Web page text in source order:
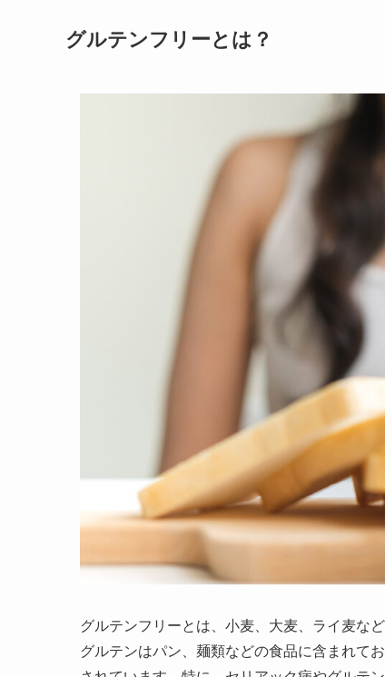
グルテンフリーとは？
グルテンフリーとは、小麦、大麦、ライ麦な
グルテンはパン、麺類などの食品に含まれて